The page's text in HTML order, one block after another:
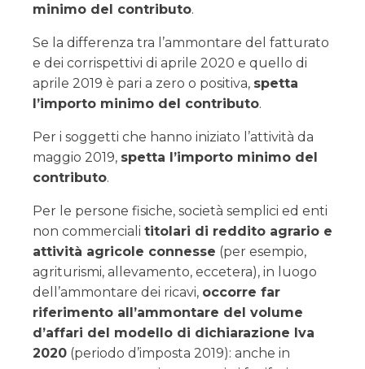
minimo del contributo.
Se la differenza tra l’ammontare del fatturato
e dei corrispettivi di aprile 2020 e quello di
aprile 2019 è pari a zero o positiva, spetta
l’importo minimo del contributo.
Per i soggetti che hanno iniziato l’attività da
maggio 2019, spetta l’importo minimo del
contributo.
Per le persone fisiche, società semplici ed enti
non commerciali titolari di reddito agrario e
attività agricole connesse (per esempio,
agriturismi, allevamento, eccetera), in luogo
dell’ammontare dei ricavi, occorre far
riferimento all’ammontare del volume
d’affari del modello di dichiarazione Iva
2020 (periodo d’imposta 2019): anche in